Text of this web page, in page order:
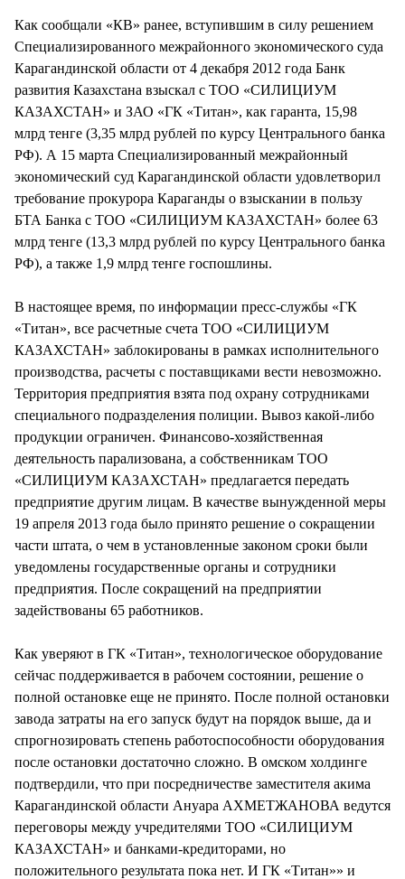
Как сообщали «КВ» ранее, вступившим в силу решением
Специализированного межрайонного экономического суда
Карагандинской области от 4 декабря 2012 года Банк
развития Казахстана взыскал с ТОО «СИЛИЦИУМ
КАЗАХСТАН» и ЗАО «ГК «Титан», как гаранта, 15,98
млрд тенге (3,35 млрд рублей по курсу Центрального банка
РФ). А 15 марта Специализированный межрайонный
экономический суд Карагандинской области удовлетворил
требование прокурора Караганды о взыскании в пользу
БТА Банка с ТОО «СИЛИЦИУМ КАЗАХСТАН» более 63
млрд тенге (13,3 млрд рублей по курсу Центрального банка
РФ), а также 1,9 млрд тенге госпошлины.
В настоящее время, по информации пресс-службы «ГК
«Титан», все расчетные счета ТОО «СИЛИЦИУМ
КАЗАХСТАН» заблокированы в рамках исполнительного
производства, расчеты с поставщиками вести невозможно.
Территория предприятия взята под охрану сотрудниками
специального подразделения полиции. Вывоз какой-либо
продукции ограничен. Финансово-хозяйственная
деятельность парализована, а собственникам ТОО
«СИЛИЦИУМ КАЗАХСТАН» предлагается передать
предприятие другим лицам. В качестве вынужденной меры
19 апреля 2013 года было принято решение о сокращении
части штата, о чем в установленные законом сроки были
уведомлены государственные органы и сотрудники
предприятия. После сокращений на предприятии
задействованы 65 работников.
Как уверяют в ГК «Титан», технологическое оборудование
сейчас поддерживается в рабочем состоянии, решение о
полной остановке еще не принято. После полной остановки
завода затраты на его запуск будут на порядок выше, да и
спрогнозировать степень работоспособности оборудования
после остановки достаточно сложно. В омском холдинге
подтвердили, что при посредничестве заместителя акима
Карагандинской области Ануара АХМЕТЖАНОВА ведутся
переговоры между учредителями ТОО «СИЛИЦИУМ
КАЗАХСТАН» и банками-кредиторами, но
положительного результата пока нет. И ГК «Титан»» и